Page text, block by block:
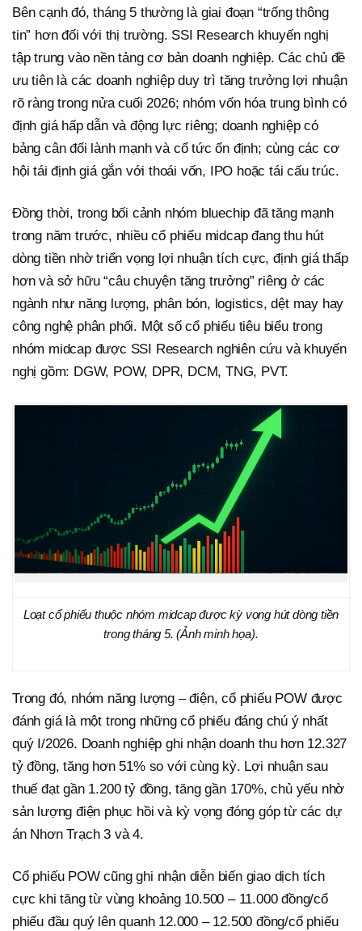
Bên cạnh đó, tháng 5 thường là giai đoạn “trống thông
tin” hơn đối với thị trường. SSI Research khuyến nghị
tập trung vào nền tảng cơ bản doanh nghiệp. Các chủ đề
ưu tiên là các doanh nghiệp duy trì tăng trưởng lợi nhuận
rõ ràng trong nửa cuối 2026; nhóm vốn hóa trung bình có
định giá hấp dẫn và động lực riêng; doanh nghiệp có
bảng cân đối lành mạnh và cổ tức ổn định; cùng các cơ
hội tái định giá gắn với thoái vốn, IPO hoặc tái cấu trúc.
Đồng thời, trong bối cảnh nhóm bluechip đã tăng mạnh
trong năm trước, nhiều cổ phiếu midcap đang thu hút
dòng tiền nhờ triển vọng lợi nhuận tích cực, định giá thấp
hơn và sở hữu “câu chuyện tăng trưởng” riêng ở các
ngành như năng lượng, phân bón, logistics, dệt may hay
công nghệ phân phối. Một số cổ phiếu tiêu biểu trong
nhóm midcap được SSI Research nghiên cứu và khuyến
nghị gồm: DGW, POW, DPR, DCM, TNG, PVT.
Loạt cổ phiếu thuộc nhóm midcap được kỳ vọng hút dòng tiền
trong tháng 5. (Ảnh minh họa).
Trong đó, nhóm năng lượng – điện, cổ phiếu POW được
đánh giá là một trong những cổ phiếu đáng chú ý nhất
quý I/2026. Doanh nghiệp ghi nhận doanh thu hơn 12.327
tỷ đồng, tăng hơn 51% so với cùng kỳ. Lợi nhuận sau
thuế đạt gần 1.200 tỷ đồng, tăng gần 170%, chủ yếu nhờ
sản lượng điện phục hồi và kỳ vọng đóng góp từ các dự
án Nhơn Trạch 3 và 4.
Cổ phiếu POW cũng ghi nhận diễn biến giao dịch tích
cực khi tăng từ vùng khoảng 10.500 – 11.000 đồng/cổ
phiếu đầu quý lên quanh 12.000 – 12.500 đồng/cổ phiếu